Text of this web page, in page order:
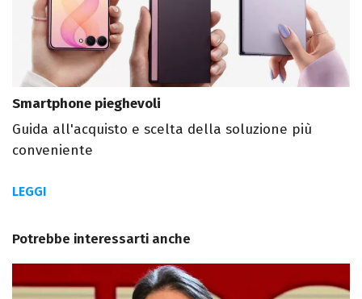
Smartphone pieghevoli
Guida all'acquisto e scelta della soluzione più
conveniente
LEGGI
Potrebbe interessarti anche